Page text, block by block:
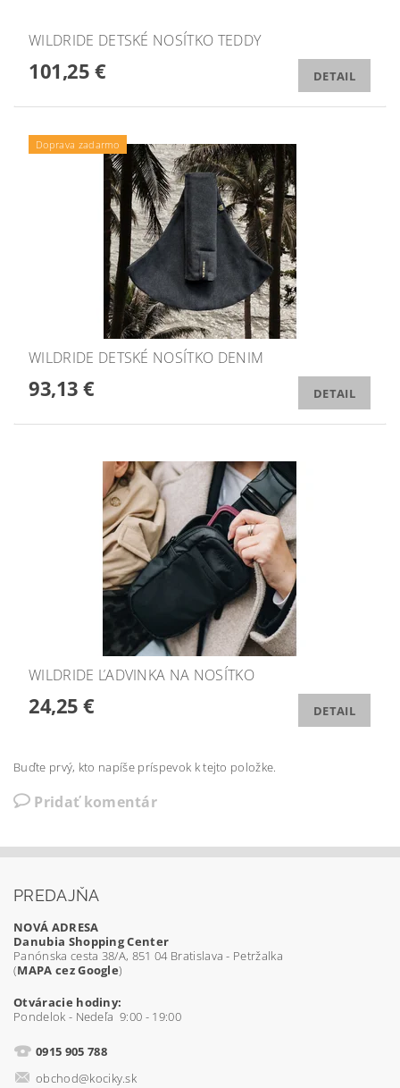
WILDRIDE DETSKÉ NOSÍTKO TEDDY
101,25 € DETAIL
Doprava zadarmo
WILDRIDE DETSKÉ NOSÍTKO DENIM
93,13 € DETAIL
WILDRIDE ĽADVINKA NA NOSÍTKO
24,25 € DETAIL
Buďte prvý, kto napíše príspevok k tejto položke.
Pridať komentár
PREDAJŇA
NOVÁ ADRESA
Danubia Shopping Center
Panónska cesta 38/A, 851 04 Bratislava - Petržalka
(MAPA cez Google)
Otváracie hodiny:
Pondelok - Nedeľa 9:00 - 19:00
0915 905 788
obchod@kociky.sk